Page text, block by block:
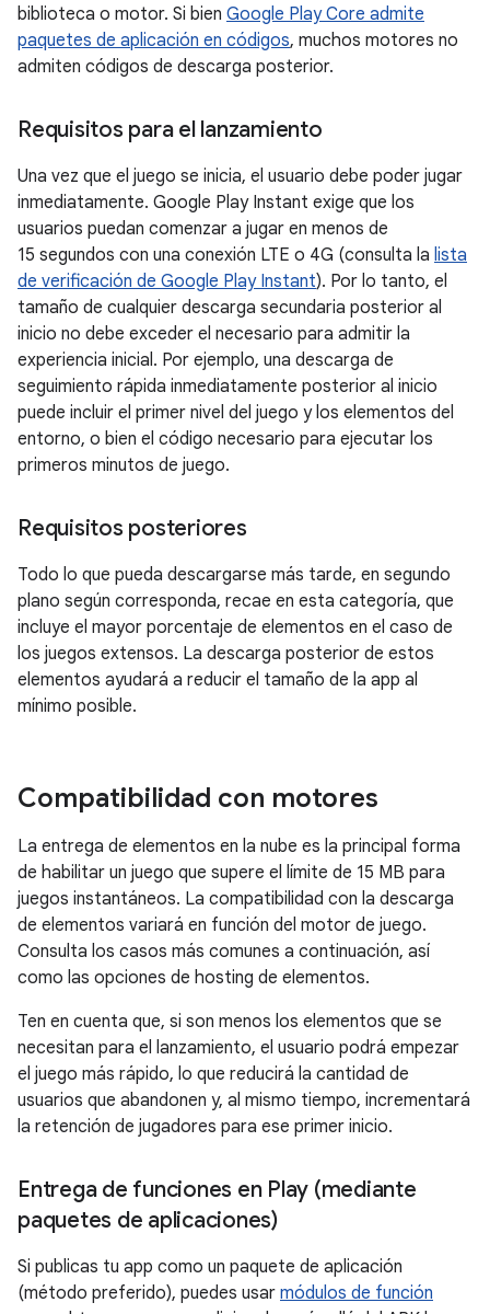
biblioteca o motor. Si bien Google Play Core admite
paquetes de aplicación en códigos, muchos motores no
admiten códigos de descarga posterior.
Requisitos para el lanzamiento
Una vez que el juego se inicia, el usuario debe poder jugar
inmediatamente. Google Play Instant exige que los
usuarios puedan comenzar a jugar en menos de
15 segundos con una conexión LTE o 4G (consulta la lista
de verificación de Google Play Instant). Por lo tanto, el
tamaño de cualquier descarga secundaria posterior al
inicio no debe exceder el necesario para admitir la
experiencia inicial. Por ejemplo, una descarga de
seguimiento rápida inmediatamente posterior al inicio
puede incluir el primer nivel del juego y los elementos del
entorno, o bien el código necesario para ejecutar los
primeros minutos de juego.
Requisitos posteriores
Todo lo que pueda descargarse más tarde, en segundo
plano según corresponda, recae en esta categoría, que
incluye el mayor porcentaje de elementos en el caso de
los juegos extensos. La descarga posterior de estos
elementos ayudará a reducir el tamaño de la app al
mínimo posible.
Compatibilidad con motores
La entrega de elementos en la nube es la principal forma
de habilitar un juego que supere el límite de 15 MB para
juegos instantáneos. La compatibilidad con la descarga
de elementos variará en función del motor de juego.
Consulta los casos más comunes a continuación, así
como las opciones de hosting de elementos.
Ten en cuenta que, si son menos los elementos que se
necesitan para el lanzamiento, el usuario podrá empezar
el juego más rápido, lo que reducirá la cantidad de
usuarios que abandonen y, al mismo tiempo, incrementará
la retención de jugadores para ese primer inicio.
Entrega de funciones en Play (mediante
paquetes de aplicaciones)
Si publicas tu app como un paquete de aplicación
(método preferido), puedes usar módulos de función